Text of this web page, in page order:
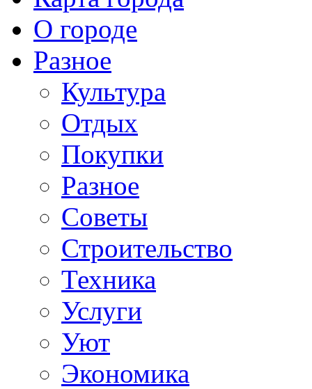
О городе
Разное
Культура
Отдых
Покупки
Разное
Советы
Строительство
Техника
Услуги
Уют
Экономика